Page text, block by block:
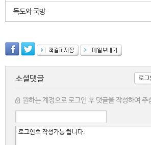
독도와 국방
소셜댓글
원하는 계정으로 로그인 후 댓글을 작성하여 주